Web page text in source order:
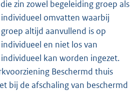
zin zowel begeleiding groep als
omvatten waarbij
altijd aanvullend is op
en niet los van
kan worden ingezet.
Beschermd thuis
bij de afschaling van beschermd